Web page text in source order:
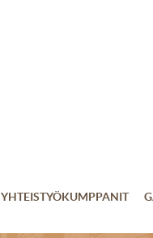
YHTEISTYÖKUMPPANIT